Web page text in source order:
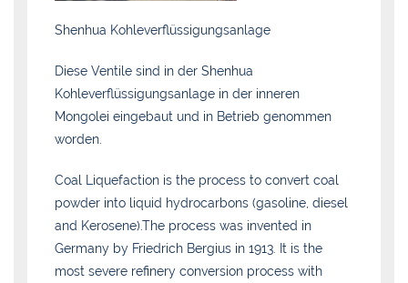
Shenhua Kohleverflüssigungsanlage
Diese Ventile sind in der Shenhua
Kohleverflüssigungsanlage in der inneren
Mongolei eingebaut und in Betrieb genommen
worden.
Coal Liquefaction is the process to convert coal
powder into liquid hydrocarbons (gasoline, diesel
and Kerosene).The process was invented in
Germany by Friedrich Bergius in 1913. It is the
most severe refinery conversion process with